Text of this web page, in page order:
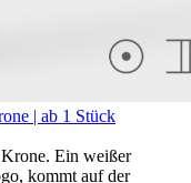
| ab 1 Stück
Ein weißer
kommt auf der